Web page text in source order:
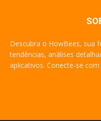
Descubra o HowBees, sua
tendências, análises
aplicativos. Conecte-se